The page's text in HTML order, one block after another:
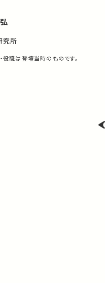
究所
役職は登壇当時のものです。